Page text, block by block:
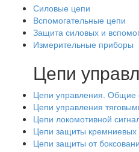
Силовые цепи
Вспомогательные цепи
Защита силовых и
Измерительные приборы
Цепи
Цепи управления. Общие
Цепи управления
Цепи локомотивной
Цепи защиты кремниевых
Цепи защиты от